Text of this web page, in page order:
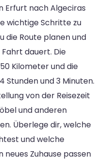
Erfurt nach Algeciras
wichtige Schritte zu
die Route planen und
dauert. Die
Kilometer und die
und 3 Minuten.
von der Reisezeit
und anderen
Überlege dir, welche
und welche
Zuhause passen